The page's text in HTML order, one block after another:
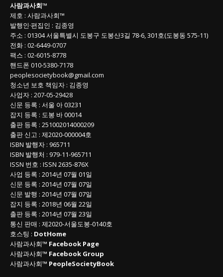
목
록
사람과사회™
제호 : 사람과사회™
발행인·편집인 : 김종영
주소 : 01304서울특별시 도봉구 도봉산3길 78-6, 301호(도봉동 575-11)
전화 : 02-6449-0707
팩스 : 02-6015-8778
핸드폰 010-5380-7178
peoplesocietybook@gmail.com
청소년 보호 책임자 : 김종영
사업자 : 207-05-29428
신문 등록 : 서울 아 03231
잡지 등록 : 도봉 바 00014
출판 등록 : 251002014000209
출판 신고 : 제2020-000004호
ISBN 발행자 : 965711
ISBN 발행처 : 979-11-965711
ISSN 번호 : ISSN 2635-876X
사업 등록 : 2014년 07월 01일
신문 등록 : 2014년 07월 07일
신문 발행 : 2014년 07월 07일
잡지 등록 : 2018년 06월 22일
출판 등록 : 2014년 07월 23일
통신 판매 : 제2020-서울도봉-0140호
호스팅 : DotHome
사람과사회™ Facebook Page
사람과사회™ Facebook Group
사람과사회™ PeopleSocietyBook